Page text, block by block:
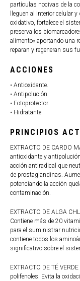
partículas nocivas de la
lleguen al interior celular
oxidativo, fortalece el
preserva los
alimento» aportando una
reparan y regeneran sus
ACCIONES
• Antioxidante.
• Antipolución.
• Fotoprotector.
• Hidratante.
PRINCIPIOS
EXTRACTO DE CARDO
antioxidante y
acción antiradical que
de prostaglandinas.
potenciando la acción
contaminación.
EXTRACTO DE ALGA
Contiene más de 20
para el suministrar
contiene todos los
significativo sobre el
EXTRACTO DE TÉ VERDE
polifenoles. Evita la